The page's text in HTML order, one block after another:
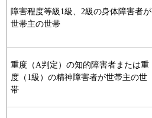
障害程度等級1級、2級の身体障害者が
世帯主の世帯
重度（A判定）の知的障害者または重
度（1級）の精神障害者が世帯主の世
帯